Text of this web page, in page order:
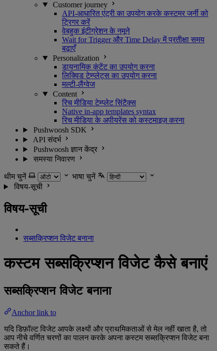
Customer journey
API-आधारित एंट्री का उपयोग करके कस्टमर जर्नी को
ट्रिगर करें
वेबहुक इंटीग्रेशन के नमूने
Wait for Trigger और Time Delay में प्रतीक्षा समय
बढ़ाएँ
Personalization
डायनामिक कंटेंट का उपयोग करना
लिक्विड टेम्प्लेट्स का उपयोग करना
मल्टी-लैंग्वेज
Content
रिच मीडिया टेम्प्लेट सिंटैक्स
Native in-app templates syntax
रिच मीडिया के अपीयरेंस को कस्टमाइज़ करना
Pushwoosh SDK
API संदर्भ
Pushwoosh ज्ञान केंद्र
समस्या निवारण
थीम चुनें
भाषा चुनें
विषय-सूची
विषय-सूची
सब्सक्रिप्शन विजेट बनाना
कस्टम सब्सक्रिप्शन विजेट कैसे बनाएं
सब्सक्रिप्शन विजेट बनाना
Anchor link to
यदि डिफ़ॉल्ट विजेट आपके लक्ष्यों और प्राथमिकताओं से मेल नहीं खाता है, तो
आप नीचे वर्णित चरणों का पालन करके अपना कस्टम सब्सक्रिप्शन विजेट बना
सकते हैं।